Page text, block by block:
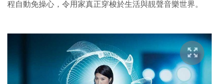
程自動免操心，令用家真正穿梭於生活與靚聲音樂世界。